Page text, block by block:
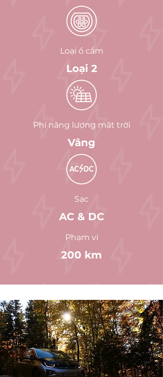
Loại ổ cắm
Loại 2
Phí năng lượng mặt trời
Vâng
Sạc
AC & DC
Phạm vi
200 km